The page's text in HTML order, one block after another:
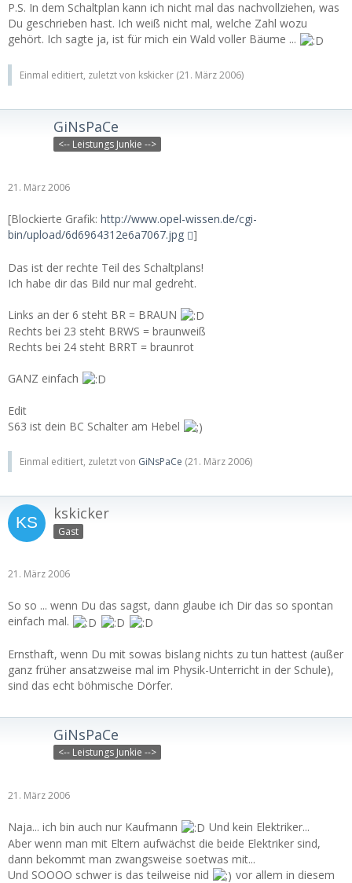
P.S. In dem Schaltplan kann ich nicht mal das nachvollziehen, was
Du geschrieben hast. Ich weiß nicht mal, welche Zahl wozu
gehört. Ich sagte ja, ist für mich ein Wald voller Bäume ...
Einmal editiert, zuletzt von kskicker (21. März 2006)
GiNsPaCe
<-- Leistungs Junkie -->
21. März 2006
[Blockierte Grafik: http://www.opel-wissen.de/cgi-
bin/upload/6d6964312e6a7067.jpg
]
Das ist der rechte Teil des Schaltplans!
Ich habe dir das Bild nur mal gedreht.
Links an der 6 steht BR = BRAUN
Rechts bei 23 steht BRWS = braunweiß
Rechts bei 24 steht BRRT = braunrot
GANZ einfach
Edit
S63 ist dein BC Schalter am Hebel
Einmal editiert, zuletzt von GiNsPaCe (21. März 2006)
kskicker
Gast
21. März 2006
So so ... wenn Du das sagst, dann glaube ich Dir das so spontan
einfach mal.
Ernsthaft, wenn Du mit sowas bislang nichts zu tun hattest (außer
ganz früher ansatzweise mal im Physik-Unterricht in der Schule),
sind das echt böhmische Dörfer.
GiNsPaCe
<-- Leistungs Junkie -->
21. März 2006
Naja... ich bin auch nur Kaufmann
Und kein Elektriker...
Aber wenn man mit Eltern aufwächst die beide Elektriker sind,
dann bekommt man zwangsweise soetwas mit...
Und SOOOO schwer is das teilweise nid
vor allem in diesem